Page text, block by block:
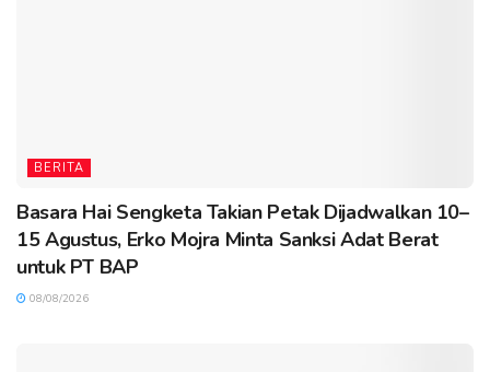
BERITA
Basara Hai Sengketa Takian Petak Dijadwalkan 10–
15 Agustus, Erko Mojra Minta Sanksi Adat Berat
untuk PT BAP
08/08/2026